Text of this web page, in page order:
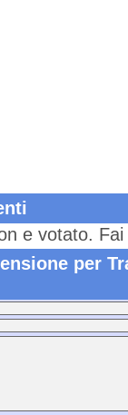
e votato.
per